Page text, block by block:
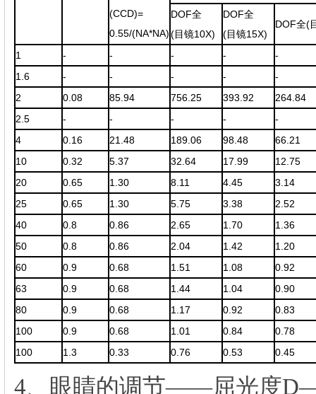
(CCD)=
0.55/(NA*NA)
DOF全
(目镜10X)
DOF全
(目镜15X)
DOF全(
1 - - - -
-
1.6
- - - -
-
2
0.08 85.94 756.25 393.92
264.84
2.5
- - - -
-
4
0.16 21.48 189.06 98.48
66.21
10
0.32 5.37 32.64 17.99
12.75
20
0.65 1.30 8.11 4.45
3.14
25
0.65 1.30 5.75 3.38
2.52
40
0.8 0.86 2.65 1.70
1.36
50
0.8 0.86 2.04 1.42
1.20
60
0.9 0.68 1.51 1.08
0.92
63
0.9 0.68 1.44 1.04
0.90
80
0.9 0.68 1.17 0.92
0.83
100
0.9 0.68 1.01 0.84
0.78
100
1.3 0.33 0.76 0.53 0.45
4、眼睛的调节——屈光度